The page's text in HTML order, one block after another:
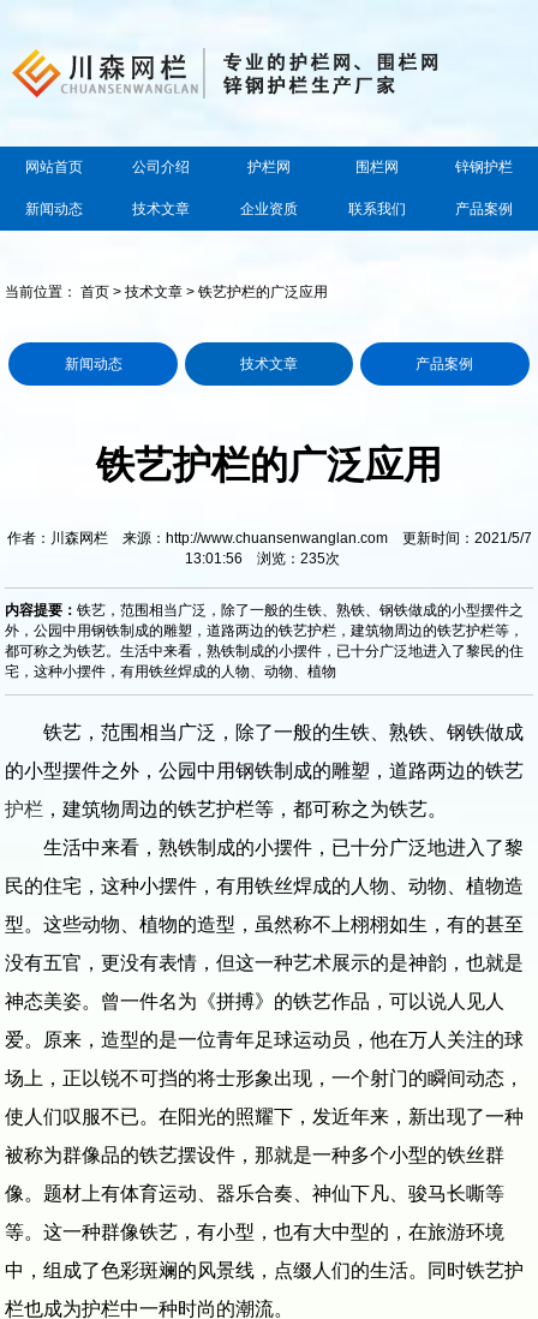
网站首页 公司介绍 护栏网 围栏网 锌钢护栏
新闻动态 技术文章 企业资质 联系我们 产品案例
当前位置：首页 >技术文章 > 铁艺护栏的广泛应用
新闻动态 技术文章 产品案例
铁艺护栏的广泛应用
作者：川森网栏 来源：http://www.chuansenwanglan.com 更新时间：2021/5/7
13:01:56 浏览： 235次
内容提要：铁艺，范围相当广泛，除了一般的生铁、熟铁、钢铁做成的小型摆件之
外，公园中用钢铁制成的雕塑，道路两边的铁艺护栏，建筑物周边的铁艺护栏等，
都可称之为铁艺。生活中来看，熟铁制成的小摆件，已十分广泛地进入了黎民的住
宅，这种小摆件，有用铁丝焊成的人物、动物、植物
铁艺，范围相当广泛，除了一般的生铁、熟铁、钢铁做成
的小型摆件之外，公园中用钢铁制成的雕塑，道路两边的铁艺
护栏 ，建筑物周边的铁艺护栏等，都可称之为铁艺。
生活中来看，熟铁制成的小摆件，已十分广泛地进入了黎
民的住宅，这种小摆件，有用铁丝焊成的人物、动物、植物造
型。这些动物、植物的造型，虽然称不上栩栩如生，有的甚至
没有五官，更没有表情，但这一种艺术展示的是神韵，也就是
神态美姿。曾一件名为《拼搏》的铁艺作品，可以说人见人
爱。原来，造型的是一位青年足球运动员，他在万人关注的球
场上，正以锐不可挡的将士形象出现，一个射门的瞬间动态，
使人们叹服不已。在阳光的照耀下，发近年来，新出现了一种
被称为群像品的铁艺摆设件，那就是一种多个小型的铁丝群
像。题材上有体育运动、器乐合奏、神仙下凡、骏马长嘶等
等。这一种群像铁艺，有小型，也有大中型的，在旅游环境
中，组成了色彩斑斓的风景线，点缀人们的生活。同时铁艺护
栏也成为护栏中一种时尚的潮流。